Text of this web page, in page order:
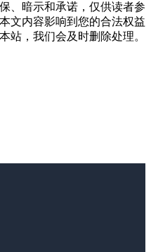
、暗示和承诺，仅供读者参
文内容影响到您的合法权益
站，我们会及时删除处理。